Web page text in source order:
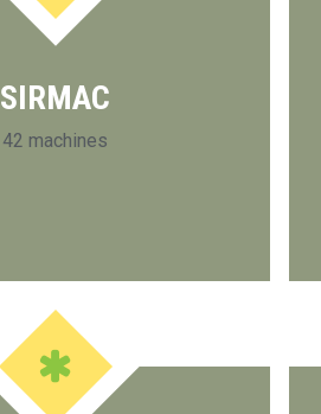
SIRMAC
42 machines